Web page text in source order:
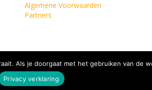
Algemene Voorwaarden
Partners
Als je doorgaat met het gebruiken van de
Privacy verklaring